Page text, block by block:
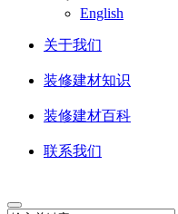
English
关于我们
装修建材知识
装修建材百科
联系我们